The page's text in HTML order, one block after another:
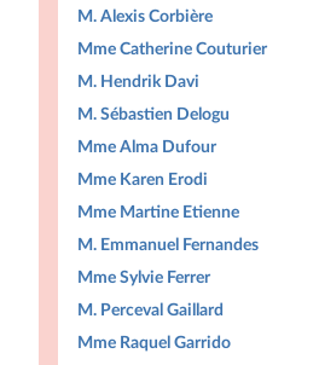
M. Alexis Corbière
Mme Catherine Couturier
M. Hendrik Davi
M. Sébastien Delogu
Mme Alma Dufour
Mme Karen Erodi
Mme Martine Etienne
M. Emmanuel Fernandes
Mme Sylvie Ferrer
M. Perceval Gaillard
Mme Raquel Garrido